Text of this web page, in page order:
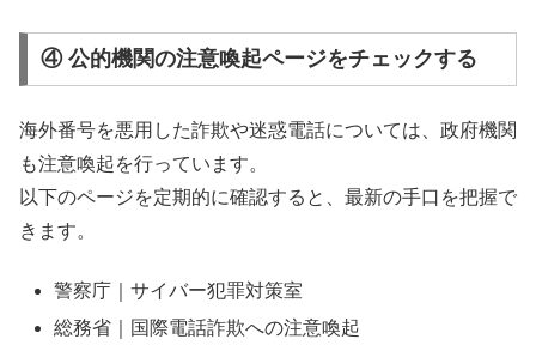
④ 公的機関の注意喚起ページをチェックする
海外番号を悪用した詐欺や迷惑電話については、政府機関
も注意喚起を行っています。
以下のページを定期的に確認すると、最新の手口を把握で
きます。
警察庁｜サイバー犯罪対策室
総務省｜国際電話詐欺への注意喚起